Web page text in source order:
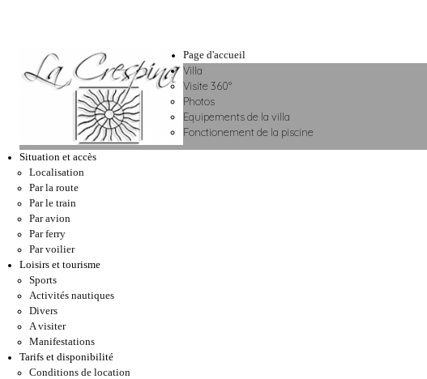
Page d'accueil
Villa
Visite 360°
Photos
Equipements de la villa
Fonctionement de la piscine
Situation et accès
Localisation
Par la route
Par le train
Par avion
Par ferry
Par voilier
Loisirs et tourisme
Sports
Activités nautiques
Divers
A visiter
Manifestations
Tarifs et disponibilité
Conditions de location